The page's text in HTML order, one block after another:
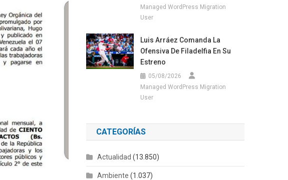
Managed WordPress Migration
User
Luis Arráez Comanda La
Ofensiva De Filadelfia En Su
Estreno
05/08/2026
Managed WordPress Migration
User
CATEGORÍAS
Actualidad (13.850)
Ambiente (1.037)